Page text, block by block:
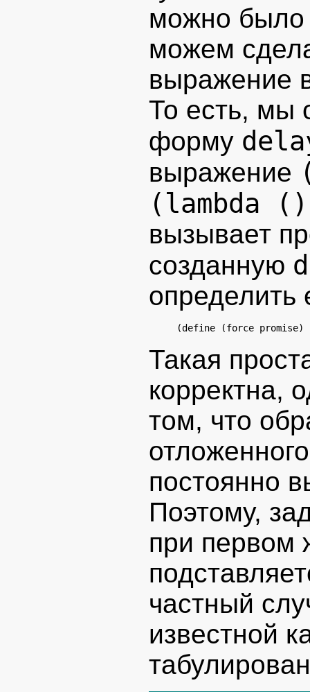
можно было
можем
выражение
То есть, мы
форму
выражение
(lambda
вызывает
созданную
определить
(define (force promise)
Такая
корректна,
том, что
постоянно
Поэтому,
при первом
частный
известной